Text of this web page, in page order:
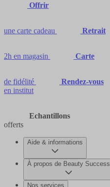
Offrir
une carte cadeau Retrait
2h en magasin Carte
de fidélité
Rendez-vous
en institut
Echantillons
offerts
Aide & informations
À propos de Beauty Success
Nos services